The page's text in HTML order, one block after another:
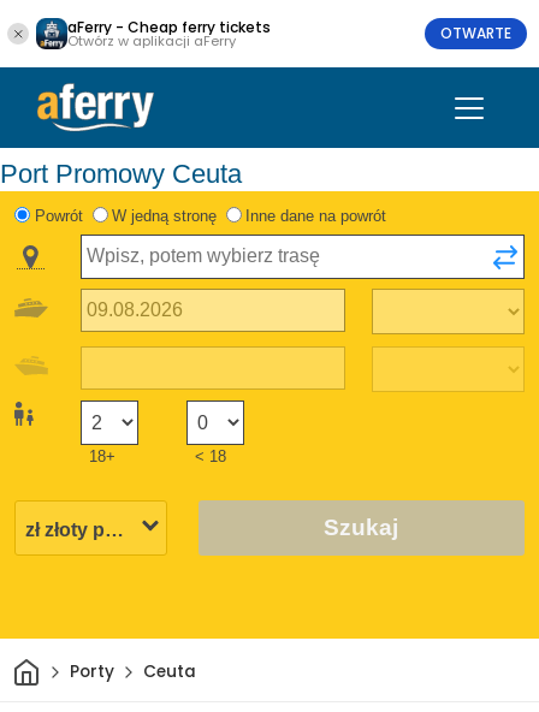
aFerry - Cheap ferry tickets
Otwórz w aplikacji aFerry OTWARTE
Port Promowy Ceuta
Powrót W jedną stronę Inne dane na powrót
18+ < 18
Szukaj
DomPorty Ceuta